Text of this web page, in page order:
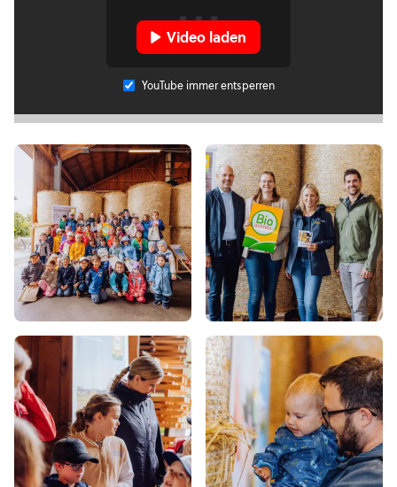
Video laden
YouTube immer entsperren